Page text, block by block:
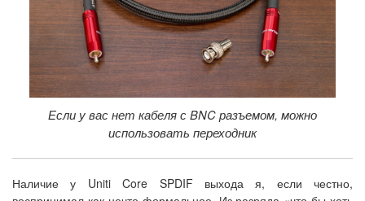
Если у вас нет кабеля с BNC разъемом, можно
использовать переходник
Наличие у Uniti Core SPDIF выхода я, если честно,